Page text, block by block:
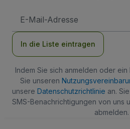
Mail-
In die Liste eintragen
Indem Sie sich anmelden oder ein
Sie unseren
unsere Datenschutzrichtlinie an.
SMS-Benachrichtigungen von uns
abmelden.